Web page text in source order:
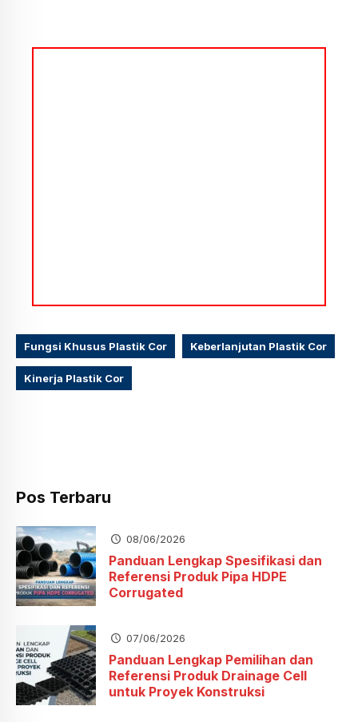
Fungsi Khusus Plastik Cor Keberlanjutan Plastik Cor
Kinerja Plastik Cor
Pos Terbaru
08/06/2026
Panduan Lengkap Spesifikasi dan
Referensi Produk Pipa HDPE
Corrugated
07/06/2026
Panduan Lengkap Pemilihan dan
Referensi Produk Drainage Cell
untuk Proyek Konstruksi